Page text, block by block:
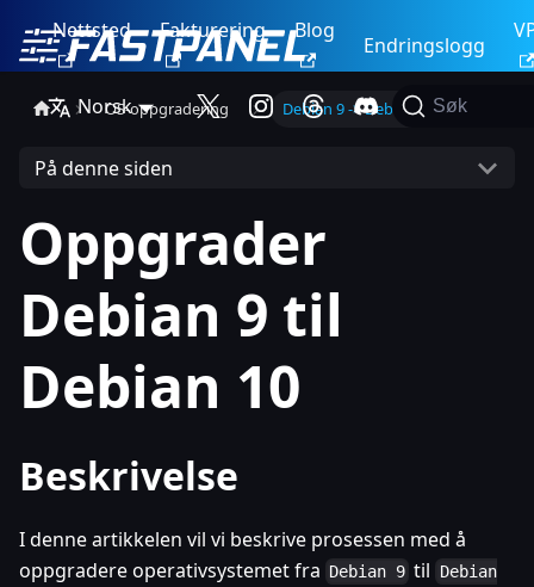
Nettsted Fakturering Blog
Endringslogg
Norsk Søk
OS-oppgradering Debian 9 -> Debian 10
På denne siden
Oppgrader
Debian 9 til
Debian 10
Beskrivelse
I denne artikkelen vil vi beskrive prosessen med å
oppgradere operativsystemet fra Debian 9 til
Debian